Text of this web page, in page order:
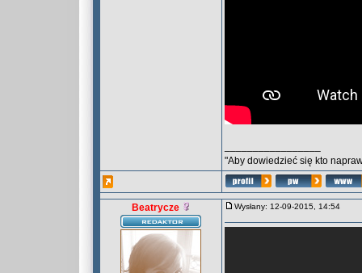
"Aby dowiedzieć się kto
Beatrycze Wysłany: 12-09-2015, 14:54